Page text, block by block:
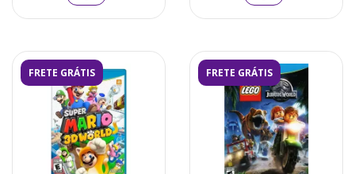
FRETE GRÁTIS FRETE GRÁTIS